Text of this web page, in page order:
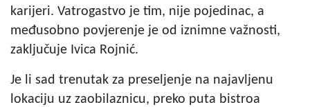
karijeri. Vatrogastvo je tim, nije pojedinac, a
međusobno povjerenje je od iznimne važnosti,
zaključuje Ivica Rojnić.
Je li sad trenutak za preseljenje na najavljenu
lokaciju uz zaobilaznicu, preko puta bistroa